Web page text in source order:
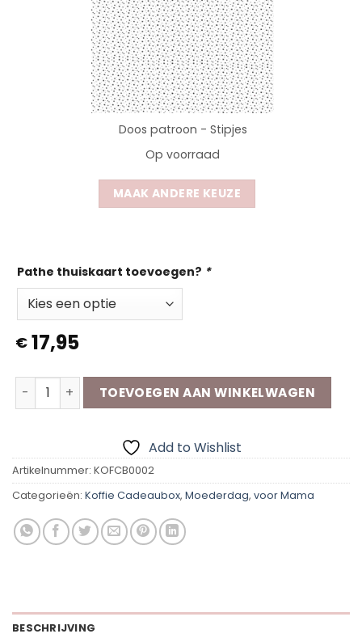
Doos patroon - Stipjes
Op voorraad
MAAK ANDERE KEUZE
Pathe thuiskaart toevoegen? *
€ 17,95
Koffie Cadeaubox | Moeder aantal
TOEVOEGEN AAN WINKELWAGEN
Add to Wishlist
Artikelnummer: KOFCB0002
Categorieën: Koffie Cadeaubox, Moederdag, voor Mama
BESCHRIJVING